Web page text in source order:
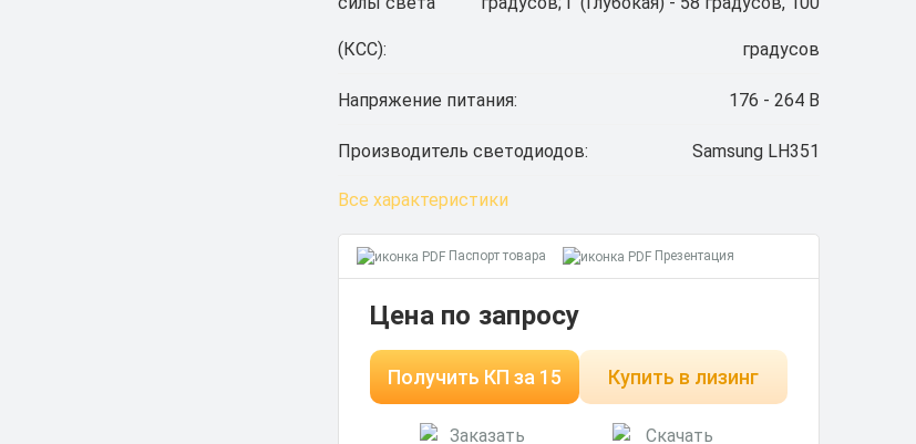
(КСС): градусов
Напряжение питания: 176 - 264 В
Производитель светодиодов: Samsung LH351
Все характеристики
Паспорт товара Презентация
Цена по запросу
Получить КП за 15
минут
Купить в лизинг